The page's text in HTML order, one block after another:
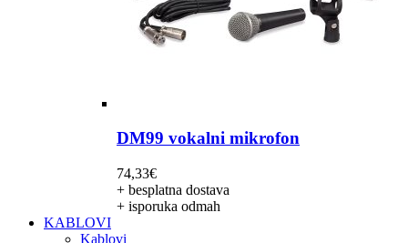
DM99 vokalni mikrofon
74,33€
+ besplatna dostava
+ isporuka odmah
KABLOVI
Kablovi